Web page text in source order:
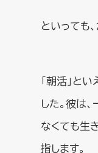
といっても
「朝活」と
した。彼は
なくても生
指します。